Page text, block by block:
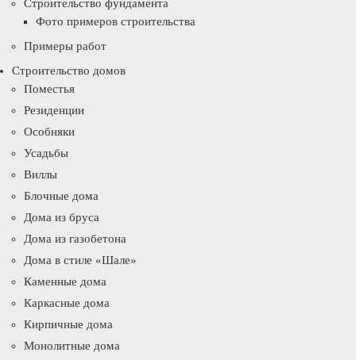
Строительство фундамента
Фото примеров строительства
Примеры работ
Строительство домов
Поместья
Резиденции
Особняки
Усадьбы
Виллы
Блочные дома
Дома из бруса
Дома из газобетона
Дома в стиле «Шале»
Каменные дома
Каркасные дома
Кирпичные дома
Монолитные дома